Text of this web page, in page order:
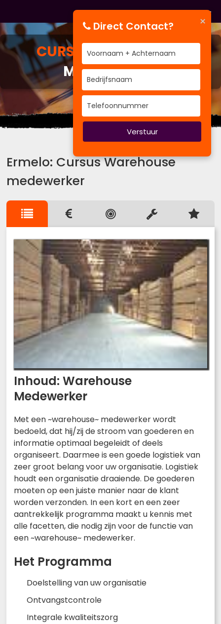
CURSUSWAREHOUSE
MEDEWERKER
BV&T traint voor Bedrijven
Ermelo: Cursus Warehouse
medewerker
Inhoud: Warehouse
Medewerker
Met een ~warehouse~ medewerker wordt
bedoeld, dat hij/zij de stroom van goederen en
informatie optimaal begeleidt of deels
organiseert. Daarmee is een goede logistiek van
zeer groot belang voor uw organisatie. Logistiek
houdt een organisatie draaiende. De goederen
moeten op een juiste manier naar de klant
worden verzonden. In een kort en een zeer
aantrekkelijk programma maakt u kennis met
alle facetten, die nodig zijn voor de functie van
een ~warehouse~ medewerker.
Het Programma
Doelstelling van uw organisatie
Ontvangstcontrole
Integrale kwaliteitszorg
×
Direct Contact?
Verstuur